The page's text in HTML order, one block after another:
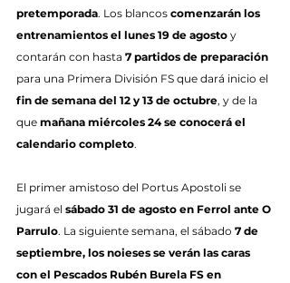
pretemporada. Los blancos comenzarán los
entrenamientos el lunes 19 de agosto y
contarán con hasta 7 partidos de preparación
para una Primera División FS que dará inicio el
fin de semana del 12 y 13 de octubre, y de la
que mañana miércoles 24 se conocerá el
calendario completo.
El primer amistoso del Portus Apostoli se
jugará el sábado 31 de agosto en Ferrol ante O
Parrulo. La siguiente semana, el sábado 7 de
septiembre, los noieses se verán las caras
con el Pescados Rubén Burela FS en